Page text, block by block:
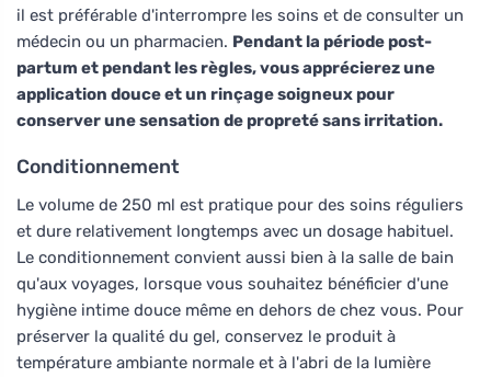
il est préférable d'interrompre les soins et de consulter un
médecin ou un pharmacien. Pendant la période post-
partum et pendant les règles, vous apprécierez une
application douce et un rinçage soigneux pour
conserver une sensation de propreté sans irritation.
Conditionnement
Le volume de 250 ml est pratique pour des soins réguliers
et dure relativement longtemps avec un dosage habituel.
Le conditionnement convient aussi bien à la salle de bain
qu'aux voyages, lorsque vous souhaitez bénéficier d'une
hygiène intime douce même en dehors de chez vous. Pour
préserver la qualité du gel, conservez le produit à
température ambiante normale et à l'abri de la lumière